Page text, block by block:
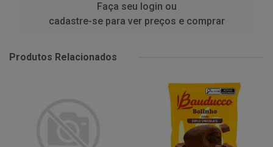
Faça seu login ou
cadastre-se para ver preços e comprar
Produtos Relacionados